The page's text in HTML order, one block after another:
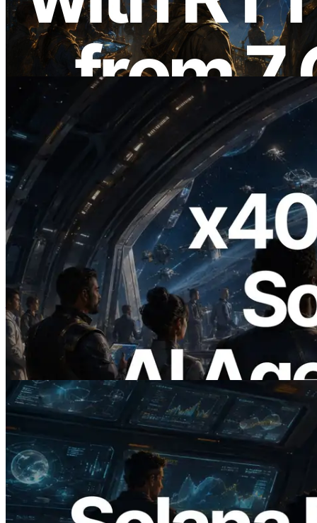
เปิดตัว Validators Information API
2026.07.04
ERPC เปิดตัว Solana RPC ที่รองรับ x402
— ยุคที่ AI Agent จ่ายเงินให้ API ที่ต้องใช้
แบบ On Demand
อ่านบทความนี้